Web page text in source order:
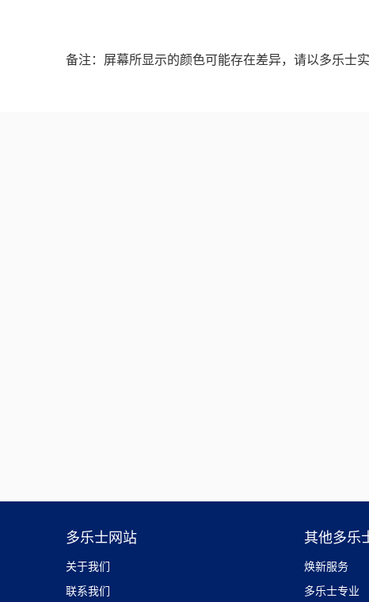
备注：屏幕所显示的颜色可能存在差异，请以多乐士
多乐士网站
关于我们
联系我们
其他多乐
焕新服务
多乐士专业